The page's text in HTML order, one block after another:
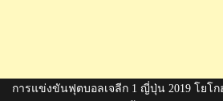
การแข่งขันฟุตบอลเจลีก 1 ญี่ปุ่น 2019 โยโ